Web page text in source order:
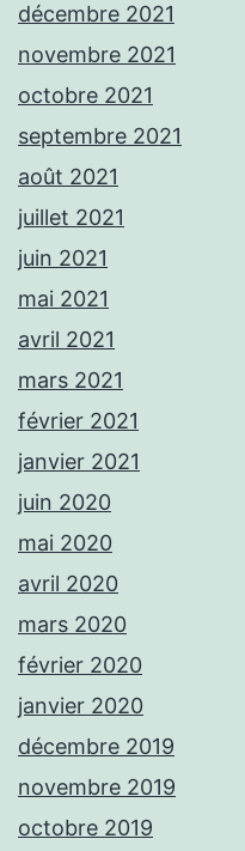
décembre 2021
novembre 2021
octobre 2021
septembre 2021
août 2021
juillet 2021
juin 2021
mai 2021
avril 2021
mars 2021
février 2021
janvier 2021
juin 2020
mai 2020
avril 2020
mars 2020
février 2020
janvier 2020
décembre 2019
novembre 2019
octobre 2019